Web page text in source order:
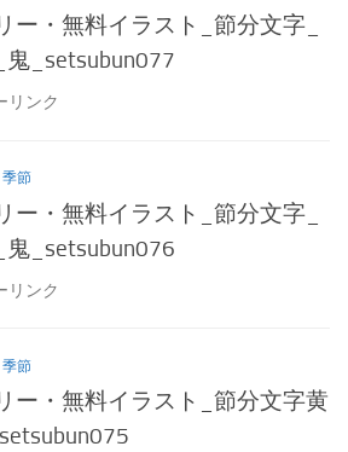
ー・無料イラスト_節分文字_
_setsubun077
リンク
季節
ー・無料イラスト_節分文字_
鬼_setsubun076
リンク
季節
ー・無料イラスト_節分文字黄